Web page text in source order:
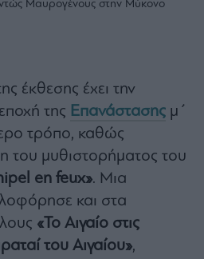
Μαυρογένους στην Μύκονο
έκθεσης έχει την
της Επανάστασης μ΄
τρόπο, καθώς
του μυθιστορήματος του
en feux». Μια
και στα
«Το Αιγαίο στις
του Αιγαίου»,